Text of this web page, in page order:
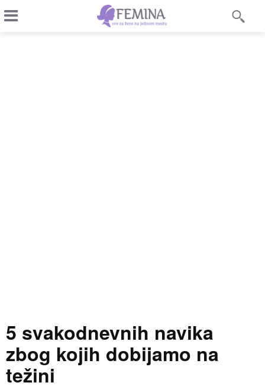
5 svakodnevnih navika
zbog kojih dobijamo na
težini